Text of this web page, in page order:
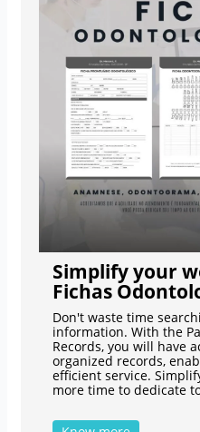
Simplify your
Fichas
Don't waste time
information. With the
Records, you will have
organized records,
efficient service.
more time to dedicate